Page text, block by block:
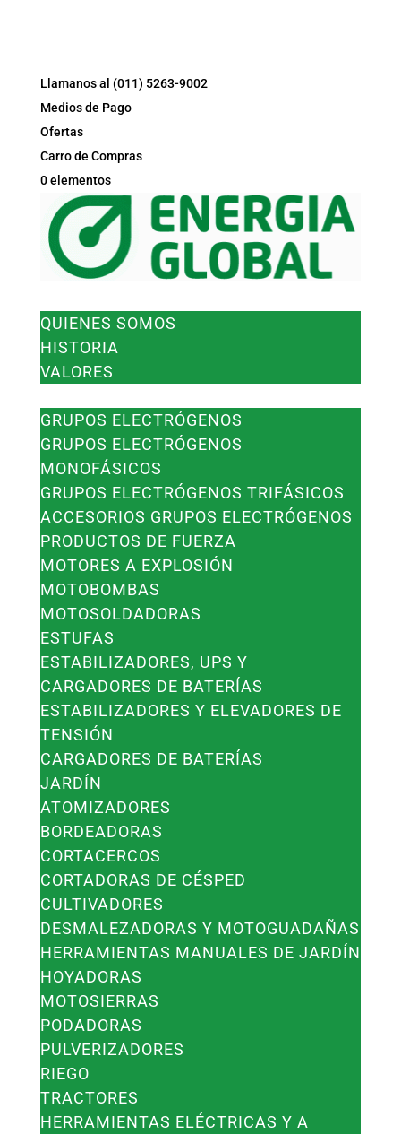
Llamanos al (011) 5263-9002
Medios de Pago
Ofertas
Carro de Compras
0 elementos
QUIENES SOMOS
HISTORIA
VALORES
GRUPOS ELECTRÓGENOS
GRUPOS ELECTRÓGENOS
MONOFÁSICOS
GRUPOS ELECTRÓGENOS TRIFÁSICOS
ACCESORIOS GRUPOS ELECTRÓGENOS
PRODUCTOS DE FUERZA
MOTORES A EXPLOSIÓN
MOTOBOMBAS
MOTOSOLDADORAS
ESTUFAS
ESTABILIZADORES, UPS Y
CARGADORES DE BATERÍAS
ESTABILIZADORES Y ELEVADORES DE
TENSIÓN
CARGADORES DE BATERÍAS
JARDÍN
ATOMIZADORES
BORDEADORAS
CORTACERCOS
CORTADORAS DE CÉSPED
CULTIVADORES
DESMALEZADORAS Y MOTOGUADAÑAS
HERRAMIENTAS MANUALES DE JARDÍN
HOYADORAS
MOTOSIERRAS
PODADORAS
PULVERIZADORES
RIEGO
TRACTORES
HERRAMIENTAS ELÉCTRICAS Y A